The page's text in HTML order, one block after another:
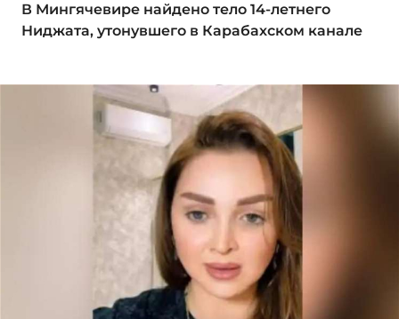
В Мингячевире найдено тело 14-летнего
Ниджата, утонувшего в Карабахском канале